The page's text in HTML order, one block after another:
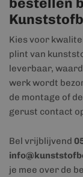
Kies voor
plint van
leverbaar,
werk wordt
de montage of
gerust contact
Bel vrijblijvend
je mee over de